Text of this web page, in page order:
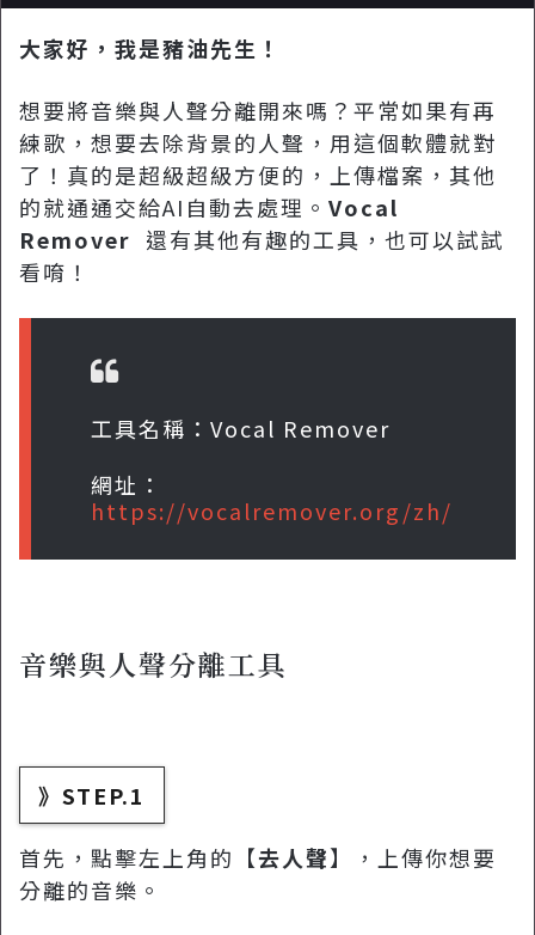
大家好，我是豬油先生！
想要將音樂與人聲分離開來嗎？平常如果有再
練歌，想要去除背景的人聲，用這個軟體就對
了！真的是超級超級方便的，上傳檔案，其他
的就通通交給AI自動去處理。 Vocal
Remover 還有其他有趣的工具，也可以試試
看唷！
工具名稱：Vocal Remover
網址：
https://vocalremover.org/zh/
音樂與人聲分離工具
》STEP.1
首先，點擊左上角的【去人聲】，上傳你想要
分離的音樂。